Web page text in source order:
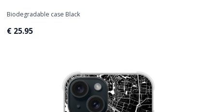
Biodegradable case Black
€ 25.95